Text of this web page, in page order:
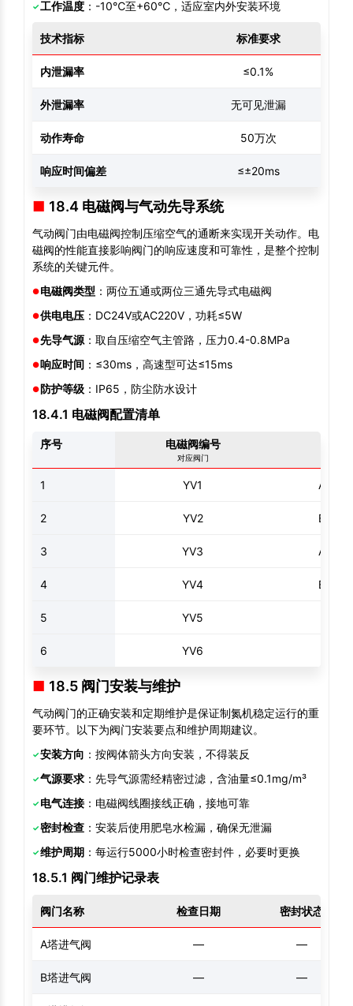
工作温度 ：-10℃至+60℃，适应室内外安装环境
技术指标 标准要求
内泄漏率 ≤0.1%
外泄漏率 无可见泄漏
动作寿命 50万次
响应时间偏差 ≤±20ms
18.4 电磁阀与气动先导系统
气动阀门由电磁阀控制压缩空气的通断来实现开关动作。电
磁阀的性能直接影响阀门的响应速度和可靠性，是整个控制
系统的关键元件。
电磁阀类型 ：两位五通或两位三通先导式电磁阀
供电电压 ：DC24V或AC220V，功耗≤5W
先导气源 ：取自压缩空气主管路，压力0.4-0.8MPa
响应时间 ：≤30ms，高速型可达≤15ms
防护等级 ：IP65，防尘防水设计
18.4.1 电磁阀配置清单
序号 电磁阀编号
对应阀门
1 YV1 A塔进
2 YV2 B塔进
3 YV3 A塔排
4 YV4 B塔排
5 YV5
6 YV6
18.5 阀门安装与维护
气动阀门的正确安装和定期维护是保证制氮机稳定运行的重
要环节。以下为阀门安装要点和维护周期建议。
安装方向 ：按阀体箭头方向安装，不得装反
气源要求 ：先导气源需经精密过滤，含油量≤0.1mg/m³
电气连接 ：电磁阀线圈接线正确，接地可靠
密封检查 ：安装后使用肥皂水检漏，确保无泄漏
维护周期 ：每运行5000小时检查密封件，必要时更换
18.5.1 阀门维护记录表
阀门名称 检查日期 密封状态
A塔进气阀 — —
B塔进气阀 — —